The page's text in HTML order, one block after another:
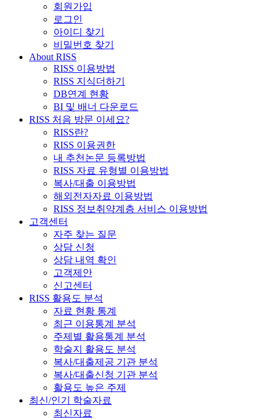
회원가입
로그인
아이디 찾기
비밀번호 찾기
About RISS
RISS 이용방법
RISS 지식더하기
DB연계 현황
BI 및 배너 다운로드
RISS 처음 방문 이세요?
RISS란?
RISS 이용권한
내 추천논문 등록방법
RISS 자료 유형별 이용방법
복사/대출 이용방법
해외전자자료 이용방법
RISS 정보취약계층 서비스 이용방법
고객센터
자주 찾는 질문
상담 신청
상담 내역 확인
고객제안
신고센터
RISS 활용도 분석
자료 현황 통계
최근 이용통계 분석
주제별 활용통계 분석
학술지 활용도 분석
복사/대출제공 기관 분석
복사/대출신청 기관 분석
활용도 높은 주제
최신/인기 학술자료
최신자료